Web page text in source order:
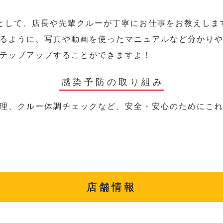
て、店長や先輩クルーが丁寧にお仕事をお教えしま
ように、写真や動画を使ったマニュアルなど分かり
ップアップすることができますよ！
感染予防の取り組み
、クルー体調チェックなど、安全・安心のためにこ
店舗情報